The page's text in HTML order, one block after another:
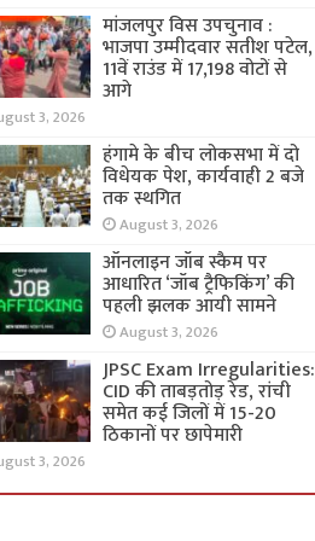
मांजलपुर विस उपचुनाव :
भाजपा उम्मीदवार सतीश पटेल,
11वें राउंड में 17,198 वोटों से
आगे
3, 2026
हंगामे के बीच लोकसभा में दो
विधेयक पेश, कार्यवाही 2 बजे
तक स्थगित
August 3, 2026
ऑनलाइन जॉब स्कैम पर
आधारित ‘जॉब ट्रैफिकिंग’ की
पहली झलक आयी सामने
August 3, 2026
JPSC Exam Irregularities:
CID की ताबड़तोड़ रेड, रांची
समेत कई जिलों में 15-20
ठिकानों पर छापेमारी
3, 2026